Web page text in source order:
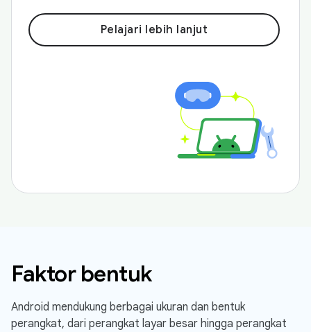
Pelajari lebih lanjut
Faktor bentuk
Android mendukung berbagai ukuran dan bentuk
perangkat, dari perangkat layar besar hingga perangkat